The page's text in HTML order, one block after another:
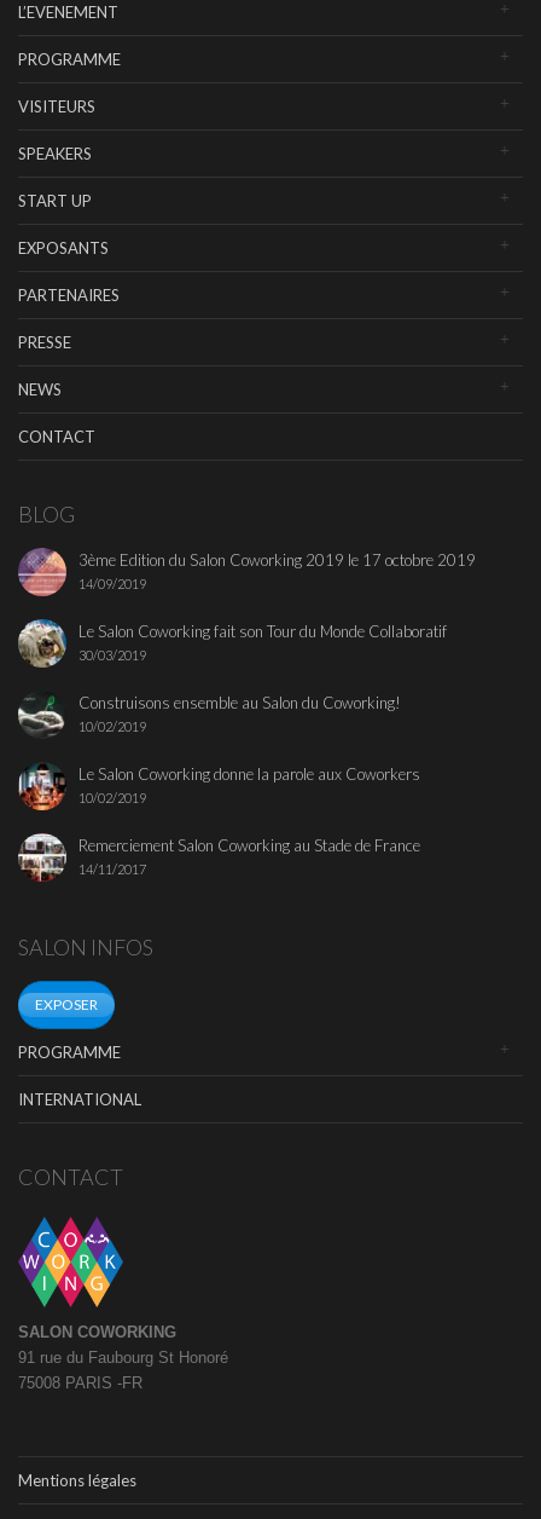
L’EVENEMENT
PROGRAMME
VISITEURS
SPEAKERS
START UP
EXPOSANTS
PARTENAIRES
PRESSE
NEWS
CONTACT
BLOG
3ème Edition du Salon Coworking 2019 le 17 octobre 2019
14/09/2019
Le Salon Coworking fait son Tour du Monde Collaboratif
30/03/2019
Construisons ensemble au Salon du Coworking!
10/02/2019
Le Salon Coworking donne la parole aux Coworkers
10/02/2019
Remerciement Salon Coworking au Stade de France
14/11/2017
SALON INFOS
EXPOSER
PROGRAMME
INTERNATIONAL
CONTACT
SALON COWORKING
91 rue du Faubourg St Honoré
75008 PARIS -FR
Mentions légales